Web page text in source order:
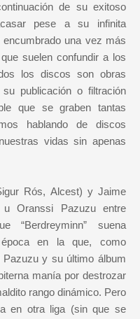
de su exitoso
pese a su infinita
una vez más
suelen confundir a los
los discos son obras
publicación o filtración
que se graben tantas
hablando de discos
vidas sin apenas
Rós, Alcest) y Jaime
u Oranssi Pazuzu entre
“Berdreyminn” suena
en la que, como
y su último álbum
manía por destrozar
rango dinámico. Pero
en otra liga (sin que se